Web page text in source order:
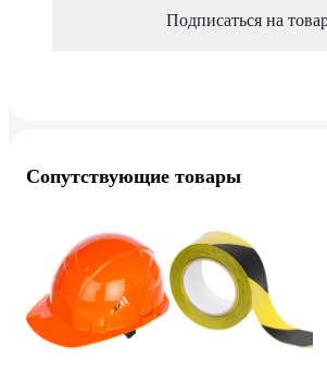
Подписаться на
Сопутствующие товары